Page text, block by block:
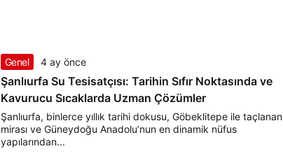
Genel 4 ay önce
Şanlıurfa Su Tesisatçısı: Tarihin Sıfır Noktasında ve
Kavurucu Sıcaklarda Uzman Çözümler
Şanlıurfa, binlerce yıllık tarihi dokusu, Göbeklitepe ile taçlanan
mirası ve Güneydoğu Anadolu’nun en dinamik nüfus
yapılarından...